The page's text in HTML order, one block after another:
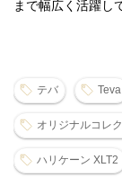
まで幅広く活躍し
テバ Teva
オリジナルコレ
ハリケーン XLT2